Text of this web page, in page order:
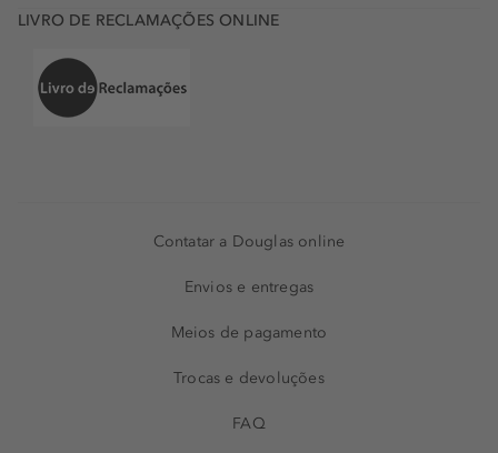
LIVRO DE RECLAMAÇÕES ONLINE
Contatar a Douglas online
Envios e entregas
Meios de pagamento
Trocas e devoluções
FAQ